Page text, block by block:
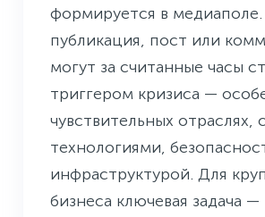
формируется в
публикация, пост или
могут за считанные часы
триггером кризиса —
чувствительных отраслях,
технологиями,
инфраструктурой. Для
бизнеса ключевая задача